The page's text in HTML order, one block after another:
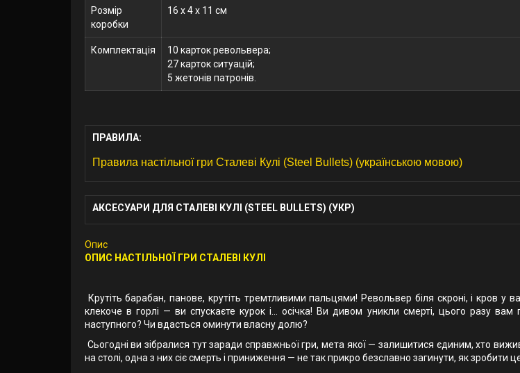
Розмір
коробки
16 x 4 x 11 см
Комплектація
10 карток револьвера;
27 карток ситуацій;
5 жетонів патронів.
ПРАВИЛА:
Правила настільної гри Сталеві Кулі (Steel Bullets) (українською мовою)
АКСЕСУАРИ ДЛЯ СТАЛЕВІ КУЛІ (STEEL BULLETS) (УКР)
Опис
ОПИС НАСТІЛЬНОЇ ГРИ СТАЛЕВІ КУЛІ
Крутіть барабан, панове, крутіть тремтливими пальцями! Револьвер біля скроні, і кров у
клекоче в горлі — ви спускаєте курок і... осічка! Ви дивом уникли смерті, цього разу
наступного? Чи вдасться оминути власну долю?
Сьогодні ви зібралися тут заради справжньої гри, мета якої — залишитися єдиним, хто
на столі, одна з них сіє смерть і приниження — не так прикро безславно загинути, як зробити